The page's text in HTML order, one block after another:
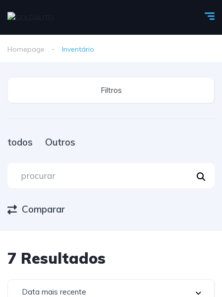
Homepage Inventário
Filtros
todos Outros
Comparar
7 Resultados
Data mais recente